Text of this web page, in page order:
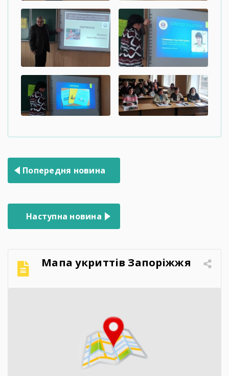
Навігація
записів
Попередня новина
Наступна новина
Мапа укриттів Запоріжжя